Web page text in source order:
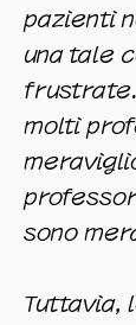
pazienti
una tale
frustrate.
molti
sono
Tuttavia,